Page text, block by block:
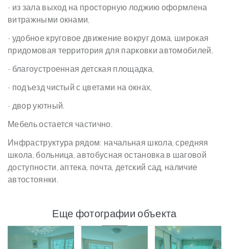
- из зала выход на просторную лоджию оформлена
витражными окнами,
- удобное круговое движение вокруг дома, широкая
придомовая территория для парковки автомобилей,
- благоустроенная детская площадка,
- подъезд чистый с цветами на окнах,
- двор уютный.
Мебель остается частично.
Инфраструктура рядом: начальная школа, средняя
школа, больница, автобусная остановка в шаговой
доступности, аптека, почта, детский сад, наличие
автостоянки.
Еще фотографии объекта